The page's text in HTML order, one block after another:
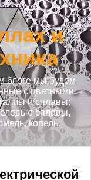
и
блоге мы будем
с цветными
и сплавы:
сплавы,
копель.